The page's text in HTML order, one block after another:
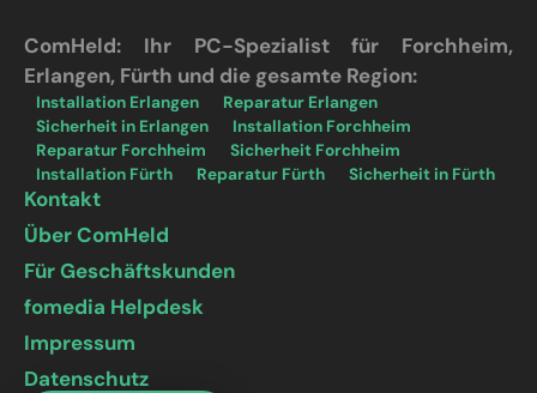
ComHeld: Ihr PC-Spezialist für Forchheim,
Erlangen, Fürth und die gesamte Region:
Installation Erlangen
Reparatur Erlangen
Sicherheit in Erlangen
Installation Forchheim
Reparatur Forchheim
Sicherheit Forchheim
Installation Fürth
Reparatur Fürth Sicherheit in Fürth
Kontakt
Über ComHeld
Für Geschäftskunden
fomedia Helpdesk
Impressum
Datenschutz